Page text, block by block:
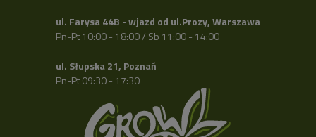
ul. Farysa 44B - wjazd od ul.Prozy, Warszawa
Pn-Pt 10:00 - 18:00 / Sb 11:00 - 14:00
ul. Słupska 21, Poznań
Pn-Pt 09:30 - 17:30